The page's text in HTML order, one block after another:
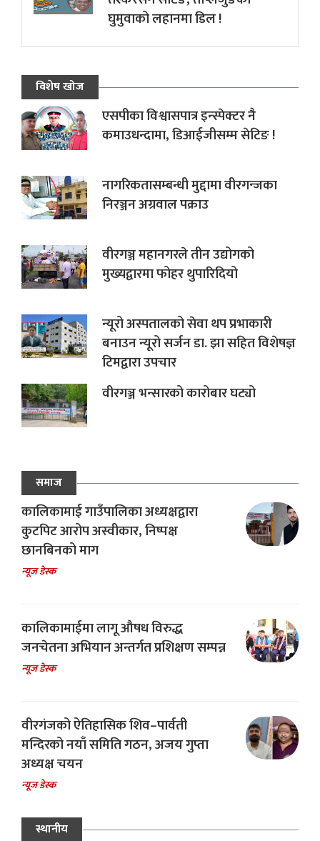
घुमुवाको लहानमा डिल !
विशेष खोज
एसपीका विश्वासपात्र इन्स्पेक्टर नै
कमाउधन्दामा, डिआईजीसम्म सेटिङ !
नागरिकतासम्बन्धी मुद्दामा वीरगन्जका
निरञ्जन अग्रवाल पक्राउ
वीरगञ्ज महानगरले तीन उद्योगको
मुख्यद्वारमा फोहर थुपारिदियो
न्यूरो अस्पतालको सेवा थप प्रभाकारी
बनाउन न्यूरो सर्जन डा. झा सहित विशेषज्ञ
टिमद्वारा उपचार
वीरगञ्ज भन्सारको कारोबार घट्यो
समाज
कालिकामाई गाउँपालिका अध्यक्षद्वारा
कुटपिट आरोप अस्वीकार, निष्पक्ष
छानबिनको माग
न्यूज डेस्क
कालिकामाईमा लागू औषध विरुद्ध
जनचेतना अभियान अन्तर्गत प्रशिक्षण सम्पन्न
न्यूज डेस्क
वीरगंजको ऐतिहासिक शिव–पार्वती
मन्दिरको नयाँ समिति गठन, अजय गुप्ता
अध्यक्ष चयन
न्यूज डेस्क
स्थानीय